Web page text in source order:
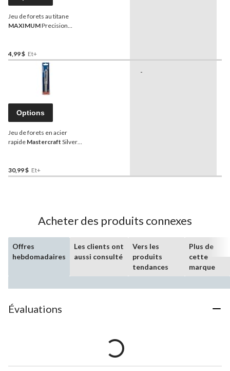
Jeu de forets au titane
MAXIMUMPrecision
4,99 $ Et+
Options
Jeu de forets en acier
rapide Mastercraft Silver
30,99 $ Et+
-
Acheter des produits connexes
Offres
hebdomadaires
Les clients ont
aussi consulté
Vers les
produits
tendances
Plus de
cette
marque
Évaluations